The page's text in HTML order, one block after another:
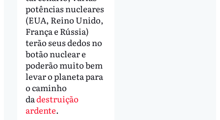
potências nucleares
(EUA, Reino Unido,
França e Rússia)
terão seus dedos no
botão nuclear e
poderão muito bem
levar o planeta para
o caminho
dadestruição
ardente.